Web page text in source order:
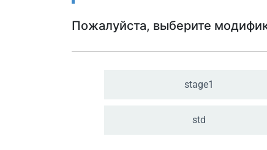
Пожалуйста, выберите
stage1
std